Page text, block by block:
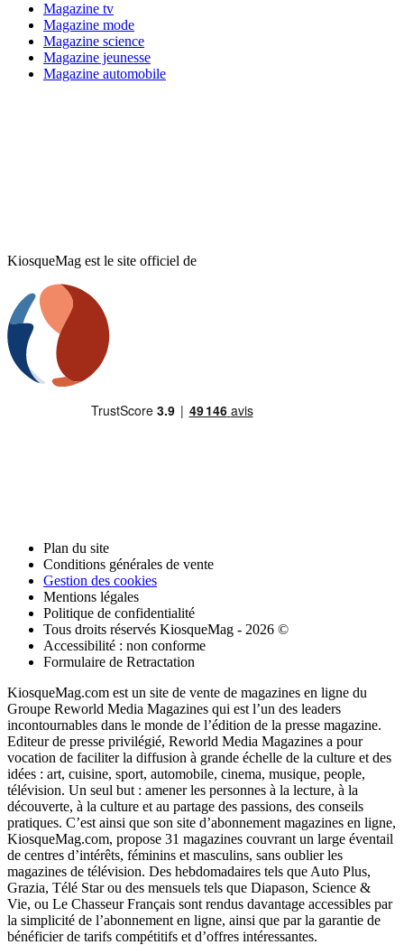
Magazine tv
Magazine mode
Magazine science
Magazine jeunesse
Magazine automobile
KiosqueMag est le site officiel de
Plan du site
Conditions générales de vente
Gestion des cookies
Mentions légales
Politique de confidentialité
Tous droits réservés KiosqueMag - 2026 ©
Accessibilité : non conforme
Formulaire de Retractation
KiosqueMag.com est un site de vente de magazines en ligne du
Groupe Reworld Media Magazines qui est l’un des leaders
incontournables dans le monde de l’édition de la presse magazine.
Editeur de presse privilégié, Reworld Media Magazines a pour
vocation de faciliter la diffusion à grande échelle de la culture et des
idées : art, cuisine, sport, automobile, cinema, musique, people,
télévision. Un seul but : amener les personnes à la lecture, à la
découverte, à la culture et au partage des passions, des conseils
pratiques. C’est ainsi que son site d’abonnement magazines en ligne,
KiosqueMag.com, propose 31 magazines couvrant un large éventail
de centres d’intérêts, féminins et masculins, sans oublier les
magazines de télévision. Des hebdomadaires tels que Auto Plus,
Grazia, Télé Star ou des mensuels tels que Diapason, Science &
Vie, ou Le Chasseur Français sont rendus davantage accessibles par
la simplicité de l’abonnement en ligne, ainsi que par la garantie de
bénéficier de tarifs compétitifs et d’offres intéressantes.